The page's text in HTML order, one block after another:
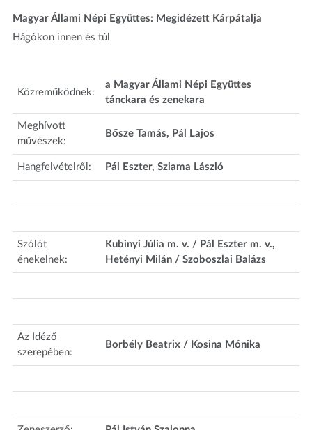
Magyar Állami Népi Együttes: Megidézett Kárpátalja
Hágókon innen és túl
Közreműködnek:
a Magyar Állami Népi Együttes
tánckara és zenekara
Meghívott
művészek:
Bősze Tamás, Pál Lajos
Hangfelvételről: Pál Eszter, Szlama László
Szólót
énekelnek:
Kubinyi Júlia m. v. / Pál Eszter m. v.,
Hetényi Milán / Szoboszlai Balázs
Az Idéző
szerepében:
Borbély Beatrix / Kosina Mónika